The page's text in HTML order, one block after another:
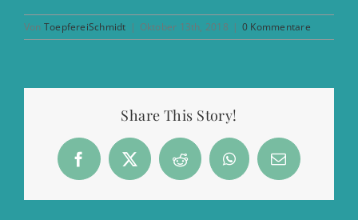
Von ToepfereiSchmidt | Oktober 13th, 2018 | 0 Kommentare
Share This Story!
Facebook
X Reddit WhatsApp
E-
Mail